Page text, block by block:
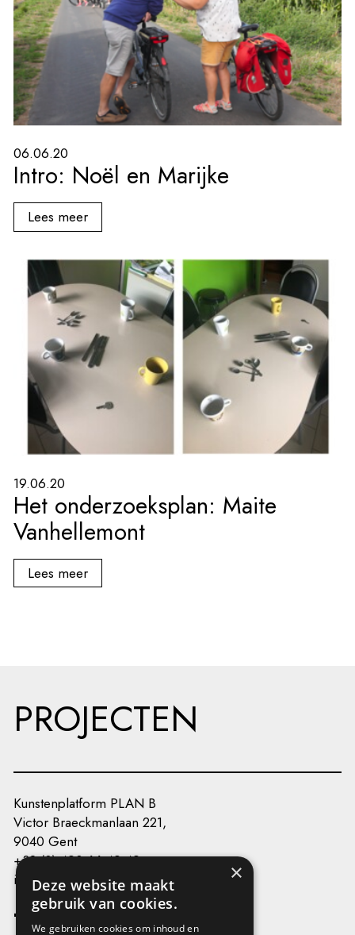
06.06.20
Intro: Noël en Marijke
Lees meer
19.06.20
Het onderzoeksplan: Maite
Vanhellemont
Lees meer
PROJECTEN
Kunstenplatform PLAN B
Victor Braeckmanlaan 221,
9040 Gent
+32 (0) 493 66 49 49
info@kunstenplatformplanb.be
×
Deze website maakt
gebruik van cookies.
We gebruiken cookies om inhoud en